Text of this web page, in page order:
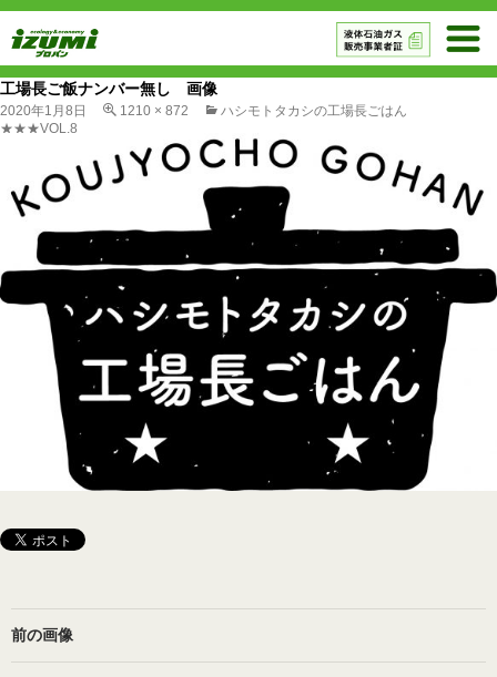
工場長ご飯ナンバー無し 画像
2020年1月8日 1210 × 872
ハシモトタカシの工場長ごはん
★★★VOL.8
前の画像